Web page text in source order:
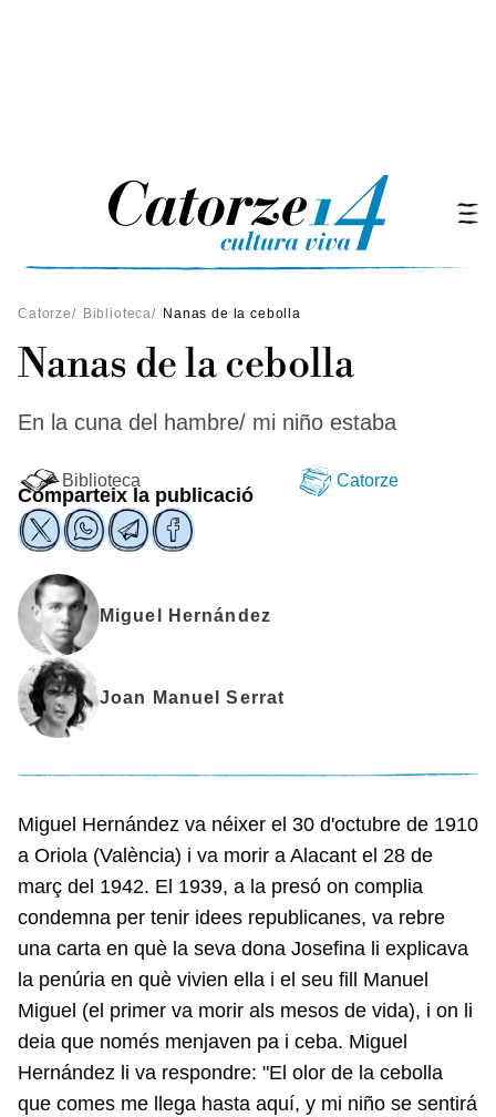
Catorze/ Biblioteca/ Nanas de la cebolla
Nanas de la cebolla
En la cuna del hambre/ mi niño estaba
Biblioteca Catorze
Comparteix la publicació
Miguel Hernández
Joan Manuel Serrat
Miguel Hernández va néixer el 30 d'octubre de 1910
a Oriola (València) i va morir a Alacant el 28 de
març del 1942. El 1939, a la presó on complia
condemna per tenir idees republicanes, va rebre
una carta en què la seva dona Josefina li explicava
la penúria en què vivien ella i el seu fill Manuel
Miguel (el primer va morir als mesos de vida), i on li
deia que només menjaven pa i ceba. Miguel
Hernández li va respondre: "El olor de la cebolla
que comes me llega hasta aquí, y mi niño se sentirá